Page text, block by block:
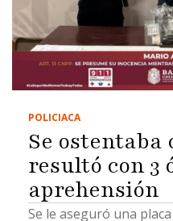
POLICIACA
Se
resultó con 3
aprehensión
Se le aseguró una